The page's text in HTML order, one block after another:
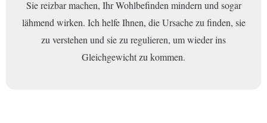
Sie reizbar machen, Ihr Wohlbefinden mindern und sogar
lähmend wirken. Ich helfe Ihnen, die Ursache zu finden, sie
zu verstehen und sie zu regulieren, um wieder ins
Gleichgewicht zu kommen.